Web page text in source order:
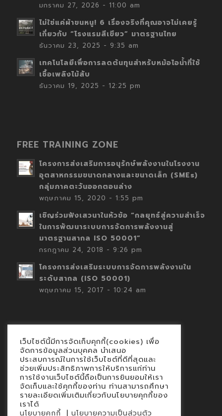
มกราคม 27, 2026 - 11:00 am
ไม่ใช่แค่ผ้าขนหนู! 6 เรื่องจริงที่คุณอาจไม่เคยรู้
เกี่ยวกับ “โรงแรมสีเขียว” มาตรฐานไทย
ธันวาคม 23, 2025 - 9:35 am
เทคโนโลยีเพื่อการลดต้นทุนสำหรับหม้อไอน้ำที่ใช้
เชื้อเพลิงไม้สับ
ธันวาคม 19, 2025 - 12:25 pm
FREE TRAINING ZONE
โครงการส่งเสริมการอนุรักษ์พลังงานในโรงงาน
อุตสาหกรรมขนาดกลางและขนาดเล็ก (SMEs)
กลุ่มภาคตะวันออกตอนล่าง
พฤษภาคม 15, 2020 - 1:55 pm
เชิญร่วมฟังเสวนาในหัวข้อ “กลยุทธ์สู่ความสำเร็จ
ในการพัฒนาระบบการจัดการพลังงานสู่
มาตรฐานสากล ISO 50001”
กรกฎาคม 24, 2018 - 9:26 pm
โครงการส่งเสริมระบบการจัดการพลังงานใน
ระดับสากล (ISO 50001)
พฤษภาคม 15, 2017 - 10:24 am
Contact
นโยบายคุกกี้
นโยบายข้อมูลส่วนบุคคล
เว็บไซต์นี้มีการจัดเก็บคุกกี้(cookies) เพื่อ
จัดการข้อมูลส่วนบุคคล นำเสนอ
ประสบการณ์ในการใช้เว็บไซต์ที่ดีที่สุดและ
ช่วยเพิ่มประสิทธิภาพการให้บริการแก่ท่าน
การใช้งานเว็บไซต์นี้ถือเป็นการยินยอมให้เรา
จัดเก็บและใช้คุกกี้ของท่าน ท่านสามารถศึกษา
รายละเอียดเพิ่มเติมเกี่ยวกับนโยบายคุกกี้ของ
เราได้
นโยบายคุกกี้ | นโยบายความเป็นส่วนตัว